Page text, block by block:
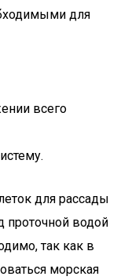
для
всего
для рассады
проточной водой
так как в
морская